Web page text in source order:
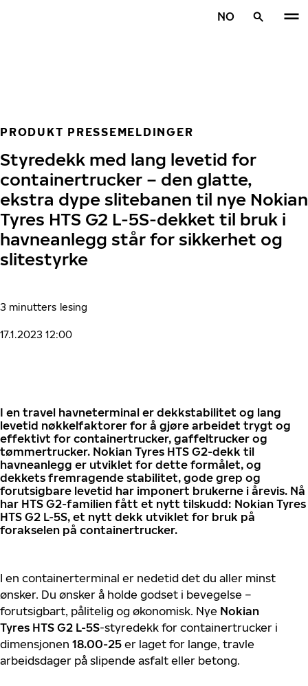
NO
PRODUKT PRESSEMELDINGER
Styredekk med lang levetid for
containertrucker – den glatte,
ekstra dype slitebanen til nye Nokian
Tyres HTS G2 L-5S-dekket til bruk i
havneanlegg står for sikkerhet og
slitestyrke
3 minutters lesing
17.1.2023 12:00
I en travel havneterminal er dekkstabilitet og lang
levetid nøkkelfaktorer for å gjøre arbeidet trygt og
effektivt for containertrucker, gaffeltrucker og
tømmertrucker. Nokian Tyres HTS G2-dekk til
havneanlegg er utviklet for dette formålet, og
dekkets fremragende stabilitet, gode grep og
forutsigbare levetid har imponert brukerne i årevis. Nå
har HTS G2-familien fått et nytt tilskudd: Nokian Tyres
HTS G2 L-5S, et nytt dekk utviklet for bruk på
forakselen på containertrucker.
I en containerterminal er nedetid det du aller minst
ønsker. Du ønsker å holde godset i bevegelse –
forutsigbart, pålitelig og økonomisk. Nye Nokian
Tyres HTS G2 L-5S-styredekk for containertrucker i
dimensjonen 18.00-25 er laget for lange, travle
arbeidsdager på slipende asfalt eller betong.